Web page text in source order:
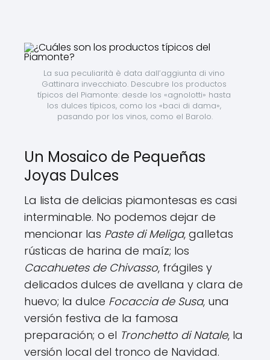
La sua peculiarità è data dall’aggiunta di vino
Gattinara invecchiato. Descubre los productos
típicos del Piamonte: desde los «agnolotti» hasta
los dulces típicos, como los «baci di dama»,
pasando por los vinos, como el Barolo.
Un Mosaico de Pequeñas
Joyas Dulces
La lista de delicias piamontesas es casi
interminable. No podemos dejar de
mencionar las Paste di Meliga, galletas
rústicas de harina de maíz; los
Cacahuetes de Chivasso, frágiles y
delicados dulces de avellana y clara de
huevo; la dulce Focaccia de Susa, una
versión festiva de la famosa
preparación; o el Tronchetto di Natale, la
versión local del tronco de Navidad.